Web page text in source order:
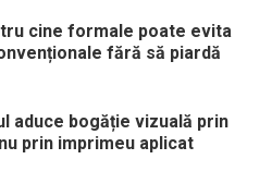
cine formale poate evita
fără să piardă
aduce bogăție vizuală prin
prin imprimeu aplicat